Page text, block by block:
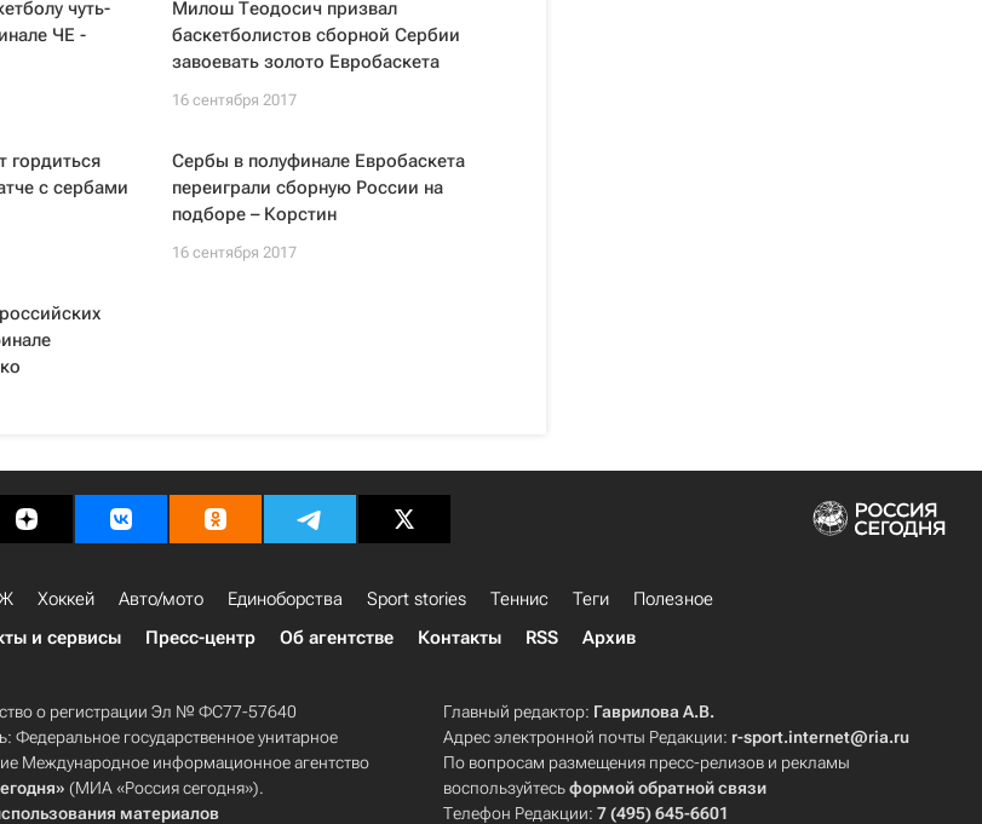
чуть-
ЧЕ -
Милош Теодосич призвал
баскетболистов сборной Сербии
завоевать золото Евробаскета
16 сентября 2017
гордиться
с сербами
Сербы в полуфинале Евробаскета
переиграли сборную России на
подборе – Корстин
16 сентября 2017
Хоккей Авто/мото Единоборства Sport stories Теннис Теги
Полезное
и сервисы Пресс-центр Об агентстве Контакты RSS Архив
о регистрации Эл № ФС77-57640
Федеральное государственное унитарное
Международное информационное агентство
(МИА «Россия сегодня»).
материалов
Главный редактор: Гаврилова А.В.
Адрес электронной почты Редакции: r-sport.internet@ria.ru
По вопросам размещения пресс-релизов и рекламы
воспользуйтесьформой обратной связи
Телефон Редакции:7 (495) 645-6601